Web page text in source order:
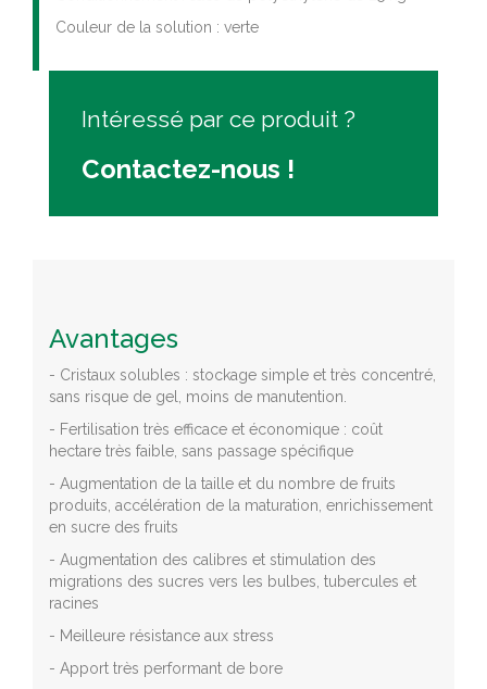
Couleur de la solution : verte
Intéressé par ce produit ?
Contactez-nous !
Avantages
- Cristaux solubles : stockage simple et très concentré,
sans risque de gel, moins de manutention.
- Fertilisation très efficace et économique : coût
hectare très faible, sans passage spécifique
- Augmentation de la taille et du nombre de fruits
produits, accélération de la maturation, enrichissement
en sucre des fruits
- Augmentation des calibres et stimulation des
migrations des sucres vers les bulbes, tubercules et
racines
- Meilleure résistance aux stress
- Apport très performant de bore